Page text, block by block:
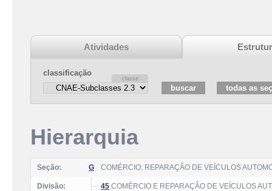
Atividades
classificação
Hierarquia
Seção: G COMÉRCIO; REPARAÇÃO DE VEÍCULOS
Divisão: 45 COMÉRCIO E REPARAÇÃO DE VEÍCULOS